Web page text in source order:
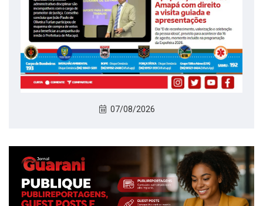
07/08/2026